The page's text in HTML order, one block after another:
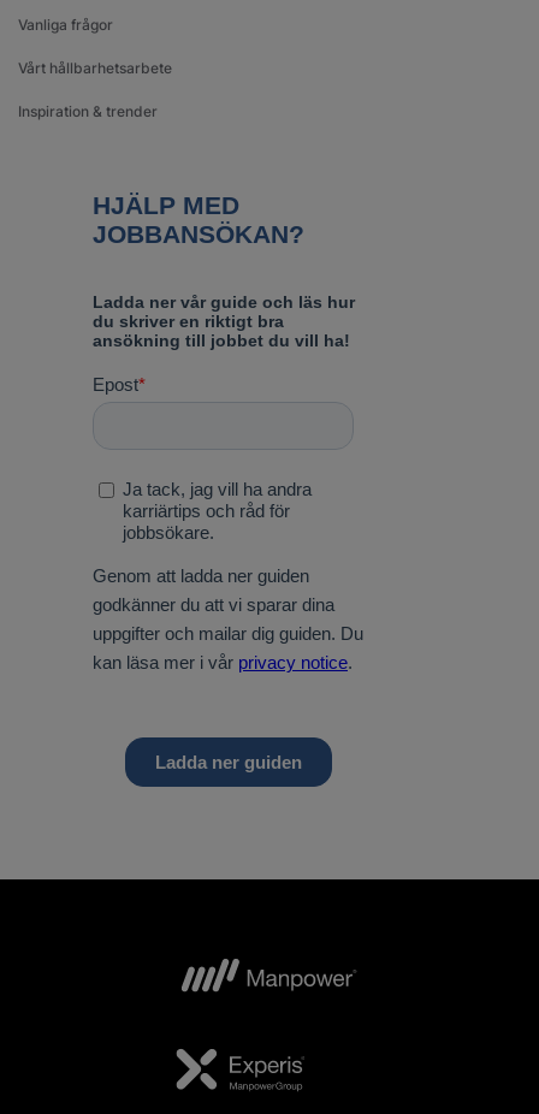
Vanliga frågor
Vårt hållbarhetsarbete
Inspiration & trender